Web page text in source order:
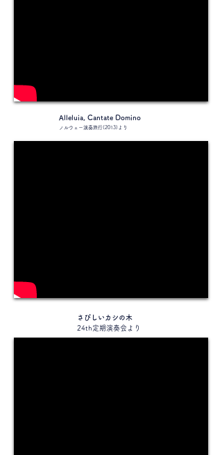
Alleluia, Cantate Domino
ノルウェー演奏旅行(2013)より
さびしいカシの木
24th定期演奏会より